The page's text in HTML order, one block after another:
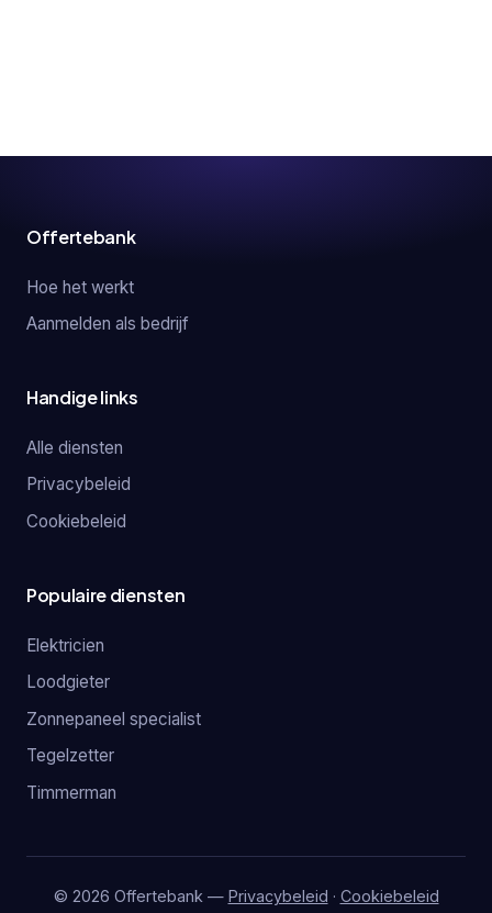
Offertebank
Hoe het werkt
Aanmelden als bedrijf
Handige links
Alle diensten
Privacybeleid
Cookiebeleid
Populaire diensten
Elektricien
Loodgieter
Zonnepaneel specialist
Tegelzetter
Timmerman
© 2026 Offertebank — Privacybeleid · Cookiebeleid